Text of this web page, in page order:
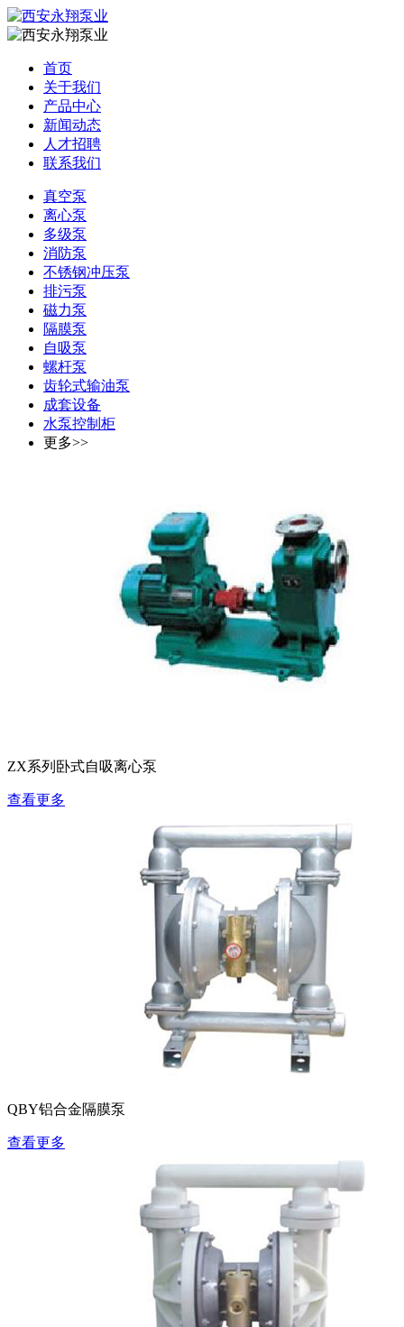
首页
关于我们
产品中心
新闻动态
人才招聘
联系我们
真空泵
离心泵
多级泵
消防泵
不锈钢冲压泵
排污泵
磁力泵
隔膜泵
自吸泵
螺杆泵
齿轮式输油泵
成套设备
水泵控制柜
更多>>
ZX系列卧式自吸离心泵
查看更多
QBY铝合金隔膜泵
查看更多